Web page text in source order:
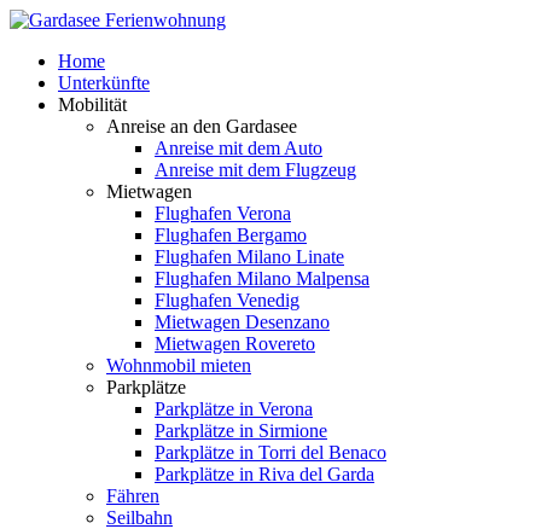
Home
Unterkünfte
Mobilität
Anreise an den Gardasee
Anreise mit dem Auto
Anreise mit dem Flugzeug
Mietwagen
Flughafen Verona
Flughafen Bergamo
Flughafen Milano Linate
Flughafen Milano Malpensa
Flughafen Venedig
Mietwagen Desenzano
Mietwagen Rovereto
Wohnmobil mieten
Parkplätze
Parkplätze in Verona
Parkplätze in Sirmione
Parkplätze in Torri del Benaco
Parkplätze in Riva del Garda
Fähren
Seilbahn